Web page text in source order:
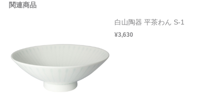
関連商品
白山陶器 平茶わん S-1
¥3,630